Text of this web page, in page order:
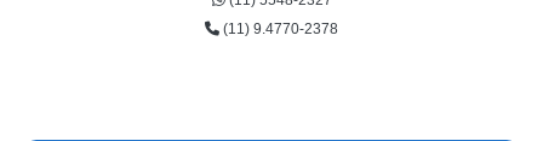
(11) 9.4770-2378